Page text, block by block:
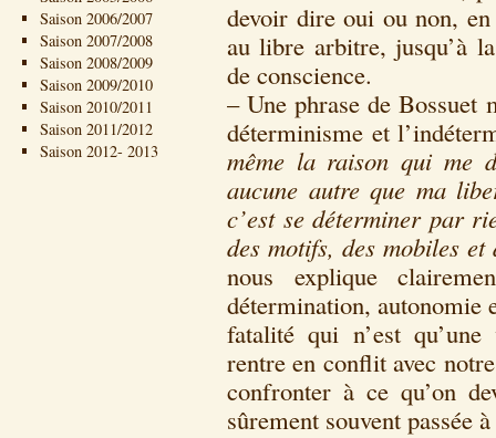
Saison 2006/2007
Saison 2007/2008
Saison 2008/2009
Saison 2009/2010
Saison 2010/2011
Saison 2011/2012
Saison 2012- 2013
devoir dire oui ou non,
au libre arbitre, jusqu’à
de conscience.
– Une phrase de Bossuet
déterminisme et
même la raison qui me
aucune autre que ma
c’est se déterminer par
des motifs, des mobiles
nous explique
détermination, autonomie
fatalité qui n’est
rentre en conflit avec
confronter à ce qu’on
sûrement souvent